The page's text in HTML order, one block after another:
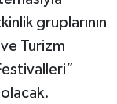
gruplarının
Turizm